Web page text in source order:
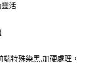
活
特殊染黑,加硬處理，